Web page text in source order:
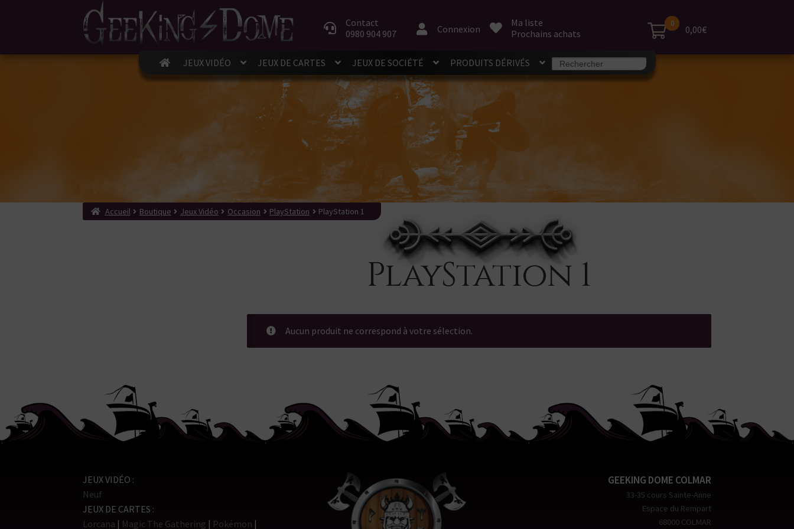
àau
contenu
Contact
0980 904 907
Connexion
Ma liste
Prochains achats
JEUX VIDÉO JEUX DE CARTES JEUX DE SOCIÉTÉ PRODUITS DÉRIVÉS
Search
for:
0
0,00€
Accueil Boutique Jeux Vidéo Occasion PlayStation PlayStation 1
PlayStation 1
Aucun produit ne correspond à votre sélection.
JEUX VIDÉO
Neuf
JEUX DE CARTES
Lorcana
Magic The Gathering Pokémon
GEEKING DOME COLMAR
33-35 cours Sainte-Anne
Espace du Rempart
68000 COLMAR